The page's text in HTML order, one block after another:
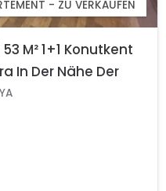
- ZU VERKAUFEN
M² 1+1 Konutkent
In Der Nähe Der